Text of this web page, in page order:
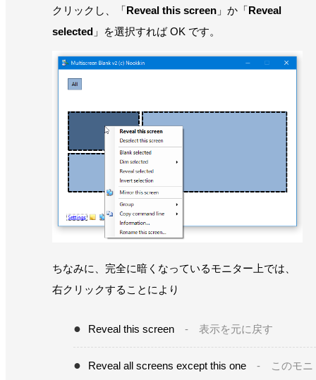
クリックし、「Reveal this screen 」か「Reveal
selected 」を選択すれば OK です。
ちなみに、完全に暗くなっているモニター上では、
右クリックすることにより
Reveal this screen - 表示を元に戻す
Reveal all screens except this one - このモニ